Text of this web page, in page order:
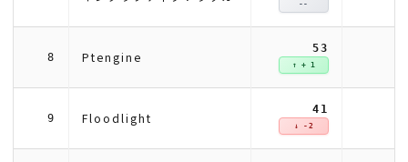
--
8 Ptengine
53
↑ + 1
9 Floodlight
41
↓ -2